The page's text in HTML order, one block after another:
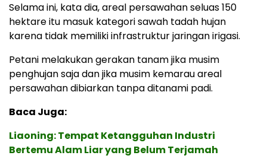
Selama ini, kata dia, areal persawahan seluas 150
hektare itu masuk kategori sawah tadah hujan
karena tidak memiliki infrastruktur jaringan irigasi.
Petani melakukan gerakan tanam jika musim
penghujan saja dan jika musim kemarau areal
persawahan dibiarkan tanpa ditanami padi.
Baca Juga:
Liaoning: Tempat Ketangguhan Industri
Bertemu Alam Liar yang Belum Terjamah